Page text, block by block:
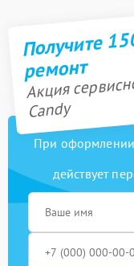
Получите
ремонт
Акция
Candy
При оформлении
действует